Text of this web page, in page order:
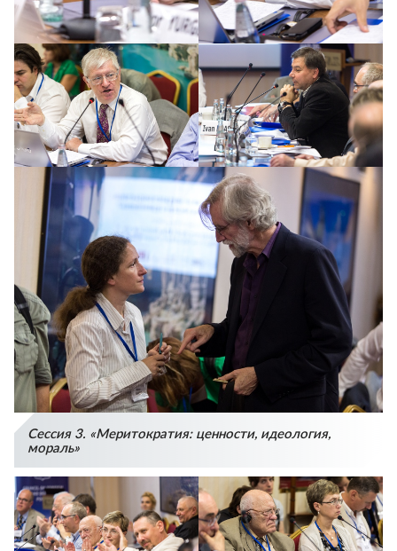
Сессия 3. «Меритократия: ценности, идеология,
мораль»